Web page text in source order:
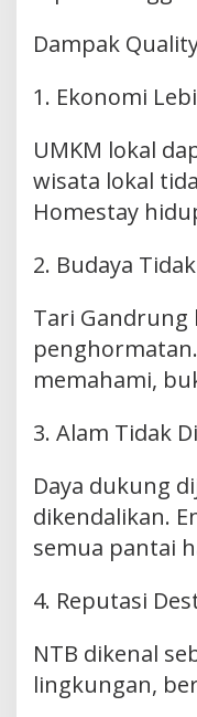
Dampak
1. Ekonomi
UMKM lokal
wisata lokal
Homestay
2. Budaya
Tari
memahami,
3. Alam Tidak
Daya dukung
dikendalikan.
semua pantai
4. Reputasi
NTB dikenal
lingkungan,